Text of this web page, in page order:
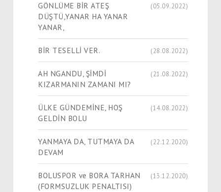
GÖNLÜME BİR ATEŞ
DÜŞTÜ,YANAR HA YANAR
YANAR,
(05.09.2022)
BİR TESELLİ VER. (28.08.2022)
AH NGANDU, ŞİMDİ
KIZARMANIN ZAMANI MI?
(21.08.2022)
ÜLKE GÜNDEMİNE, HOŞ
GELDİN BOLU
(14.08.2022)
YANMAYA DA, TUTMAYA DA
DEVAM
(22.12.2020)
BOLUSPOR ve BORA TARHAN
(FORMSUZLUK PENALTISI)
(13.12.2020)